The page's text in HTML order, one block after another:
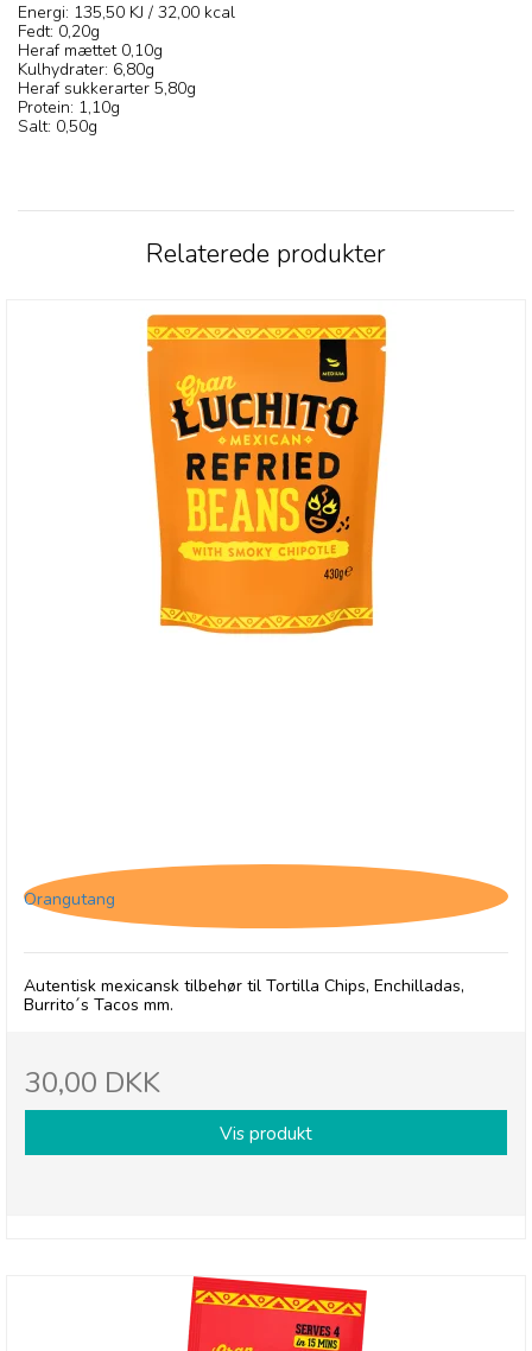
Energi: 135,50 KJ / 32,00 kcal
Fedt: 0,20g
Heraf mættet 0,10g
Kulhydrater: 6,80g
Heraf sukkerarter 5,80g
Protein: 1,10g
Salt: 0,50g
Relaterede produkter
Orangutang
Autentisk mexicansk tilbehør til Tortilla Chips, Enchilladas,
Burrito´s Tacos mm.
30,00 DKK
Vis produkt